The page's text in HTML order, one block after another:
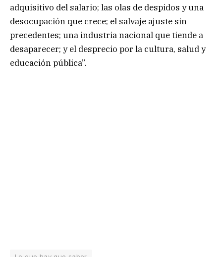
adquisitivo del salario; las olas de despidos y una
desocupación que crece; el salvaje ajuste sin
precedentes; una industria nacional que tiende a
desaparecer; y el desprecio por la cultura, salud y
educación pública”.